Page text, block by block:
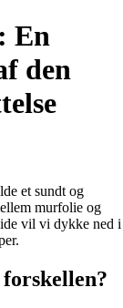
En
den
et sundt og
murfolie og
vil vi dykke ned i